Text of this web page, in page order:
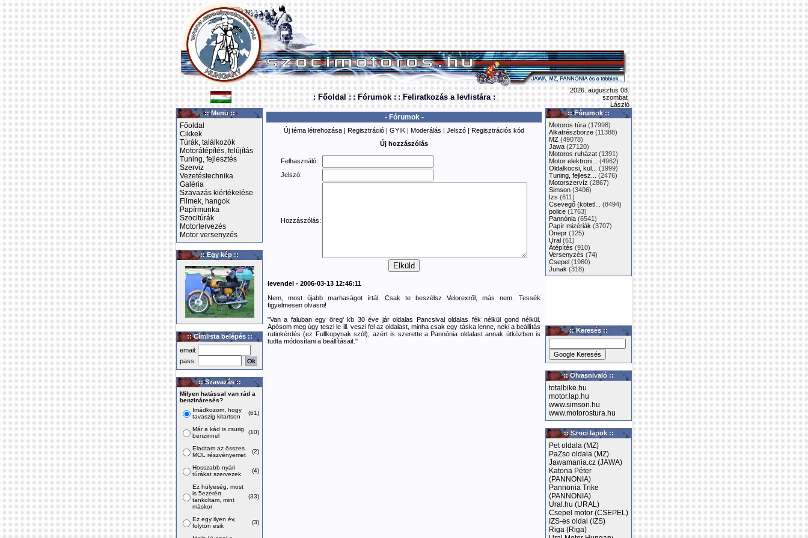
: Főoldal : : Fórumok : : Feliratkozás a levlistára :
2026. augusztus 08.
szombat
László
:: Menü ::
Főoldal
Cikkek
Túrák, találkozók
Motorátépítés, felújítás
Tuning, fejlesztés
Szerviz
Vezetéstechnika
Galéria
Szavazás kiértékelése
Filmek, hangok
Papírmunka
Szocitúrák
Motortervezés
Motor versenyzés
:: Egy kép ::
:: Címlista belépés ::
email:
pass:
:: Szavazás ::
Milyen hatással van rád a
benzináresés?
Imádkozom, hogy
tavaszig kitartson
(61)
Már a kád is csurig
benzinnel
(10)
Eladtam az összes
MOL részvényemet
(2)
Hosszabb nyári
túrákat szervezek
(4)
Ez hülyeség, most
is 5ezerért
tankoltam, mint
máskor
(33)
Ez egy ilyen év,
folyton esik
(3)
- Fórumok -
Új téma létrehozása | Regisztráció | GYIK | Moderálás | Jelszó | Regisztrációs kód
Új hozzászólás
Felhasználó:
Jelszó:
Hozzászólás:
levendel - 2006-03-13 12:46:11
Nem, most újabb marhaságot írtál. Csak te beszélsz Velorexről, más nem. Tessék
figyelmesen olvasni!
"Van a faluban egy öreg' kb 30 éve jár oldalas Pancsival oldalas fék nélkül gond nélkül.
Apósom meg úgy teszi le ill. veszi fel az oldalast, minha csak egy táska lenne, neki a beállítás
rutinkérdés (ez Fullkopynak szól), azért is szerette a Pannónia oldalast annak útközben is
tudta módosítani a beállításait."
:: Fórumok ::
Motoros túra (17998)
Alkatrészbörze (11388)
MZ (49078)
Jawa (27120)
Motoros ruházat (1391)
Motor elektroni...
(4962)
Oldalkocsi, kul...
(1999)
Tuning, fejlesz...
(2476)
Motorszervíz (2867)
Simson (3406)
Izs (611)
Csevegő (kötetl...
(8494)
police (1763)
Pannónia (6541)
Papír mizériák (3707)
Dnepr (125)
Ural (61)
Átépítés (910)
Versenyzés (74)
Csepel (1960)
Junak (318)
:: Keresés ::
:: Olvasnivaló ::
totalbike.hu
motor.lap.hu
www.simson.hu
www.motorostura.hu
:: Szoci lapok ::
Pet oldala (MZ)
PaZso oldala (MZ)
Jawamania.cz (JAWA)
Katona Péter
(PANNONIA)
Pannonia Trike
(PANNONIA)
Ural.hu (URAL)
Csepel motor (CSEPEL)
IZS-es oldal (IZS)
Riga (Riga)